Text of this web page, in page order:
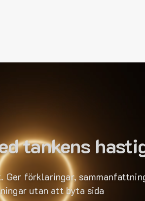
tankens
förklaringar,
utan att byta sida